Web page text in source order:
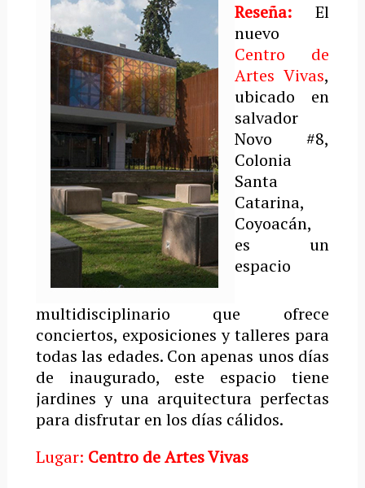
Reseña:El
nuevo
Centro de
Artes Vivas,
ubicado en
salvador
Novo #8,
Colonia
Santa
Catarina,
Coyoacán,
es un
espacio
multidisciplinario que ofrece
conciertos, exposiciones y talleres para
todas las edades. Con apenas unos días
de inaugurado, este espacio tiene
jardines y una arquitectura perfectas
para disfrutar en los días cálidos.
Lugar: Centro de Artes Vivas